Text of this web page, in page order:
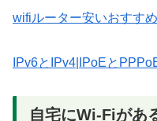
wifiルーター安いおすす
IPv6とIPv4|IPoEと
自宅にWi-Fiがあ